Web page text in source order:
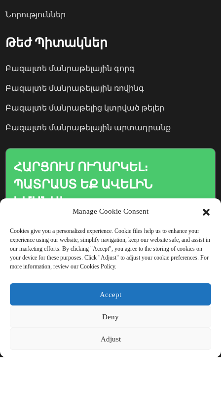
Նորություններ
Թեժ Պիտակներ
Բազալտե մանրաթելային գորգ
Բազալտե մանրաթելային ռովինգ
Բազալտե մանրաթելից կտրված թելեր
Բազալտե մանրաթելային արտադրանք
ՀԱՐՑՈՒՄ ՈՒՂԱՐԿԵԼ։
ՊԱՏՐԱՍՏ ԵՔ ԱՎԵԼԻՆ
ԻՄԱՆԱԼ
տեսնելուց ավելի լավ բան
չկա։
Սեղմեք հարցման համար
Manage Cookie Consent
Cookies give you a personalized experience. Cookie files help us to enhance your
experience using our website, simplify navigation, keep our website safe, and assist in
our marketing efforts. By clicking "Accept", you agree to the storing of cookies on
your device for these purposes. Click "Adjust" to adjust your cookie preferences. For
more information, review our Cookies Policy.
Accept
Deny
Adjust